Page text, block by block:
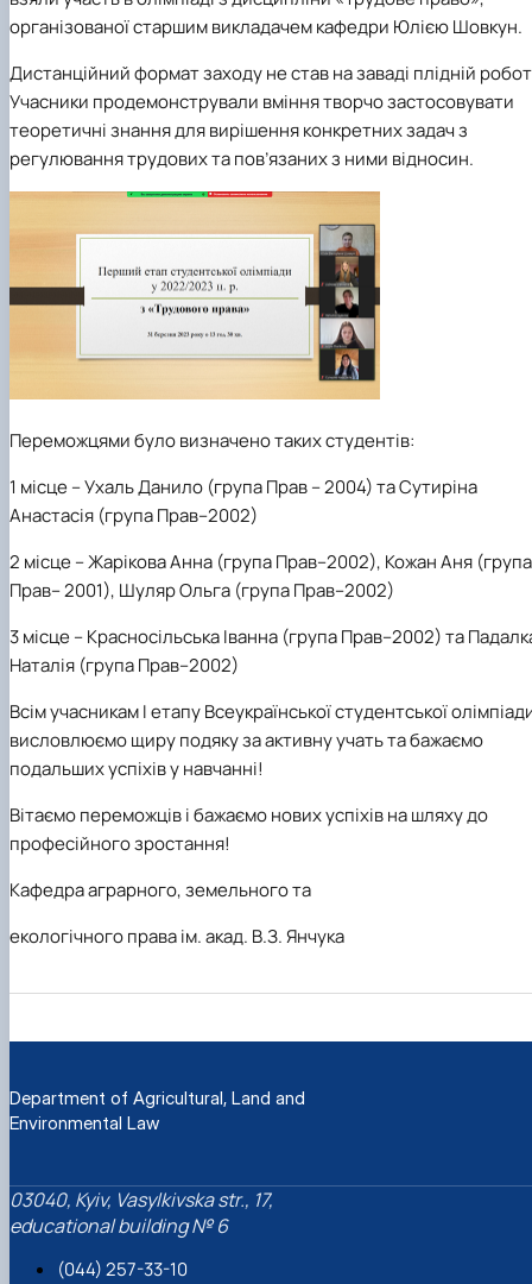
організованої старшим викладачем кафедри Юлією Шовкун.
Дистанційний формат заходу не став на заваді плідній
Учасники продемонстрували вміння творчо застосовувати
теоретичні знання для вирішення конкретних задач з
регулювання трудових та пов’язаних з ними відносин.
Переможцями було визначено таких студентів:
1 місце– Ухаль Данило (група Прав – 2004) та Сутиріна
Анастасія (група Прав–2002)
2 місце – Жарікова Анна (група Прав–2002), Кожан Аня (група
Прав– 2001), Шуляр Ольга (група Прав–2002)
3 місце – Красносільська Іванна (група Прав–2002) та
Наталія (група Прав–2002)
Всім учасникам І етапу Всеукраїнської студентської
висловлюємо щиру подяку за активну учать та бажаємо
подальших успіхів у навчанні!
Вітаємо переможців і бажаємо нових успіхів на шляху до
професійного зростання!
Кафедра аграрного, земельного та
екологічного права ім. акад. В.З. Янчука
Department of Agricultural, Land and
Environmental Law
03040, Kyiv, Vasylkivska str., 17,
educational building № 6
(044) 257-33-10